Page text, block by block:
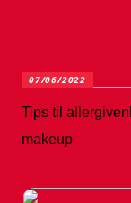
07/06/2022
Tips til
makeup